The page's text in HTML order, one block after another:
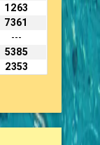
1263
7361
---
5385
2353